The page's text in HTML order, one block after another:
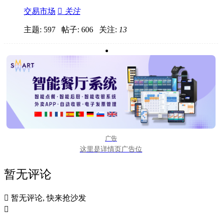
交易市场  关注
主题: 597 帖子: 606 关注: 13
广告
这里是详情页广告位
暂无评论
 暂无评论, 快来抢沙发
